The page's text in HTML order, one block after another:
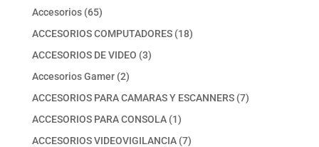
productos
Accesorios 6565
productos
ACCESORIOS COMPUTADORES 1818
ACCESORIOS DE VIDEO 33
Accesorios Gamer 22
productos
ACCESORIOS PARA CAMARAS Y ESCANNERS 77
ACCESORIOS PARA CONSOLA 11
producto
ACCESORIOS VIDEOVIGILANCIA 77